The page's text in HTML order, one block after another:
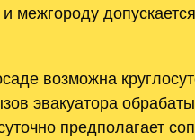
межгороду
возможна
эвакуатора
предполагает